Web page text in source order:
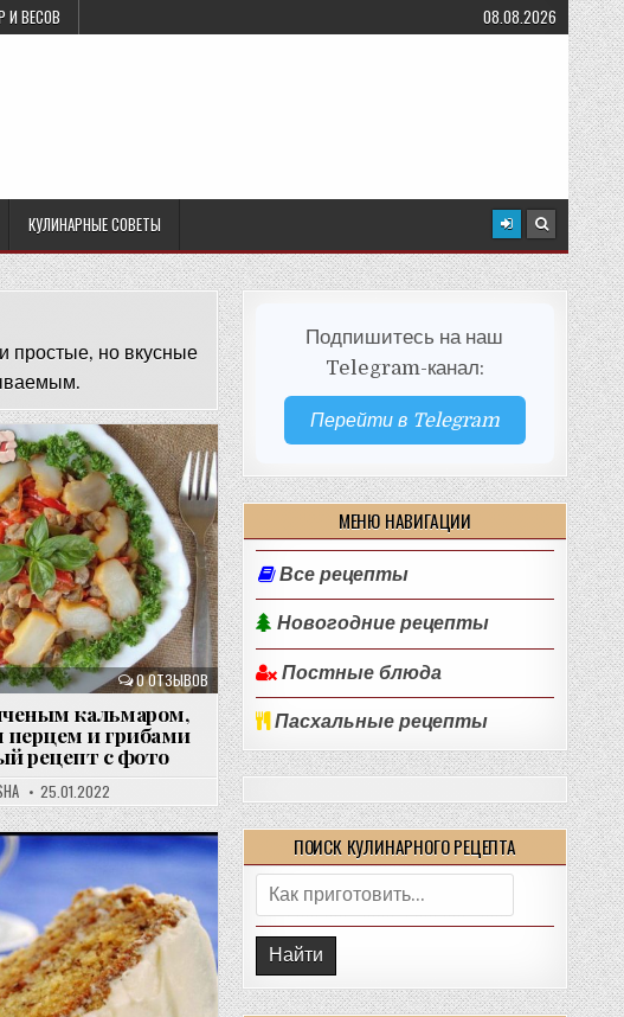
И ВЕСОВ 08.08.2026
КУЛИНАРНЫЕ СОВЕТЫ
простые, но вкусные
0 ОТЗЫВОВ
кальмаром,
перцем и грибами
рецепт с фото
25.01.2022
Подпишитесь на наш
Telegram-канал:
Перейти в Telegram
МЕНЮ НАВИГАЦИИ
Все рецепты
Новогодние рецепты
Постные блюда
Пасхальные рецепты
ПОИСК КУЛИНАРНОГО РЕЦЕПТА
Поиск: